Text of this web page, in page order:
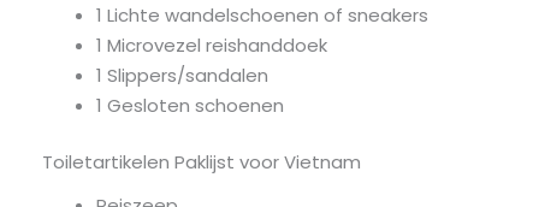
1 Lichte wandelschoenen of sneakers
1 Microvezel reishanddoek
1 Slippers/sandalen
1 Gesloten schoenen
Toiletartikelen Paklijst voor Vietnam